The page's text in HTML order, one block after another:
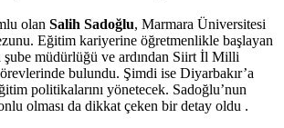
olan Salih Sadoğlu, Marmara Üniversitesi
Eğitim kariyerine öğretmenlikle başlayan
şube müdürlüğü ve ardından Siirt İl Milli
bulundu. Şimdi ise Diyarbakır’a
politikalarını yönetecek. Sadoğlu’nun
olması da dikkat çeken bir detay oldu .